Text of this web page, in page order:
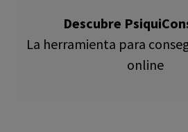
Descubre
La herramienta para
online